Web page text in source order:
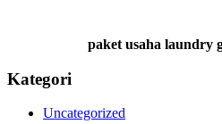
paket usaha laundry
Kategori
Uncategorized